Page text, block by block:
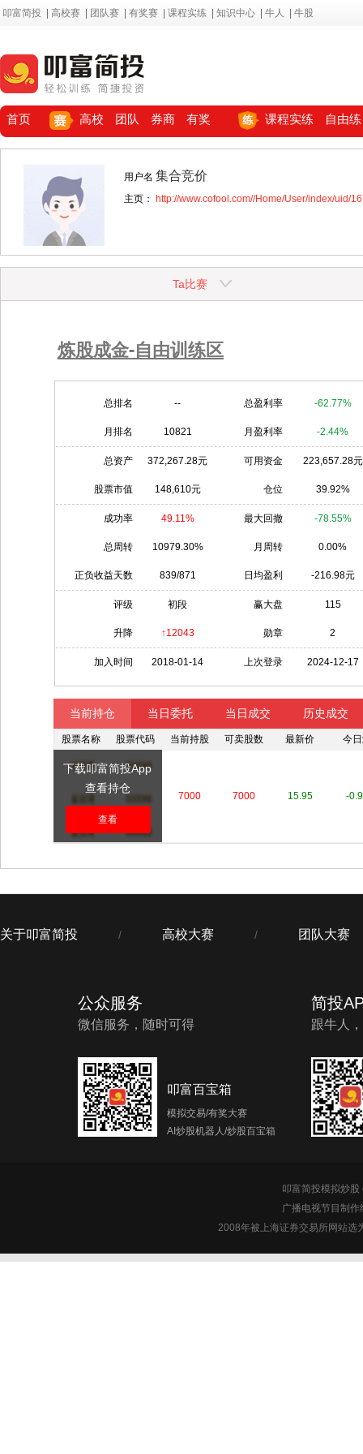
叩富简投 高校赛 团队赛 有奖赛 课程实练 知识中心 牛人 牛股
首页 高校 团队 券商 有奖 课程实练 自由练
用户名 集合竞价
主页： http://www.cofool.com//Home/User/index/uid/
Ta比赛
炼股成金-自由训练区
总排名 -- 总盈利率 -62.77%
月排名 10821 月盈利率 -2.44%
总资产 372,267.28元 可用资金 223,657.28元
股票市值 148,610元 仓位 39.92%
成功率 49.11% 最大回撤 -78.55%
总周转 10979.30% 月周转 0.00%
正负收益天数 839/871 日均盈利 -216.98元
评级 初段 赢大盘 115
升降 ↑12043 勋章 2
加入时间 2018-01-14 上次登录 2024-12-17
当前持仓 当日委托 当日成交 历史成交
股票名称 股票代码 当前持股 可卖股数 最新价 今
**** **** 7000 7000 15.95 -
下载叩富简投App
查看持仓
查看
关于叩富简投 / 高校大赛 / 团队大赛
公众服务
微信服务，随时可得
叩富百宝箱
模拟交易/有奖大赛
AI炒股机器人/炒股百宝箱
简投
跟牛人
叩富简投模拟炒
广播电视节目制
2008年被上海证券交易所网站选